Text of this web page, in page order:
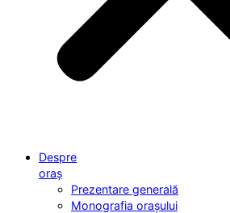
Despre
oraș
Prezentare generală
Monografia orașului